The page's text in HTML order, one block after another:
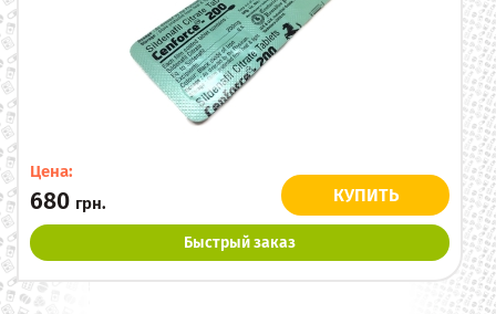
Цена:
680 грн. КУПИТЬ
Быстрый заказ